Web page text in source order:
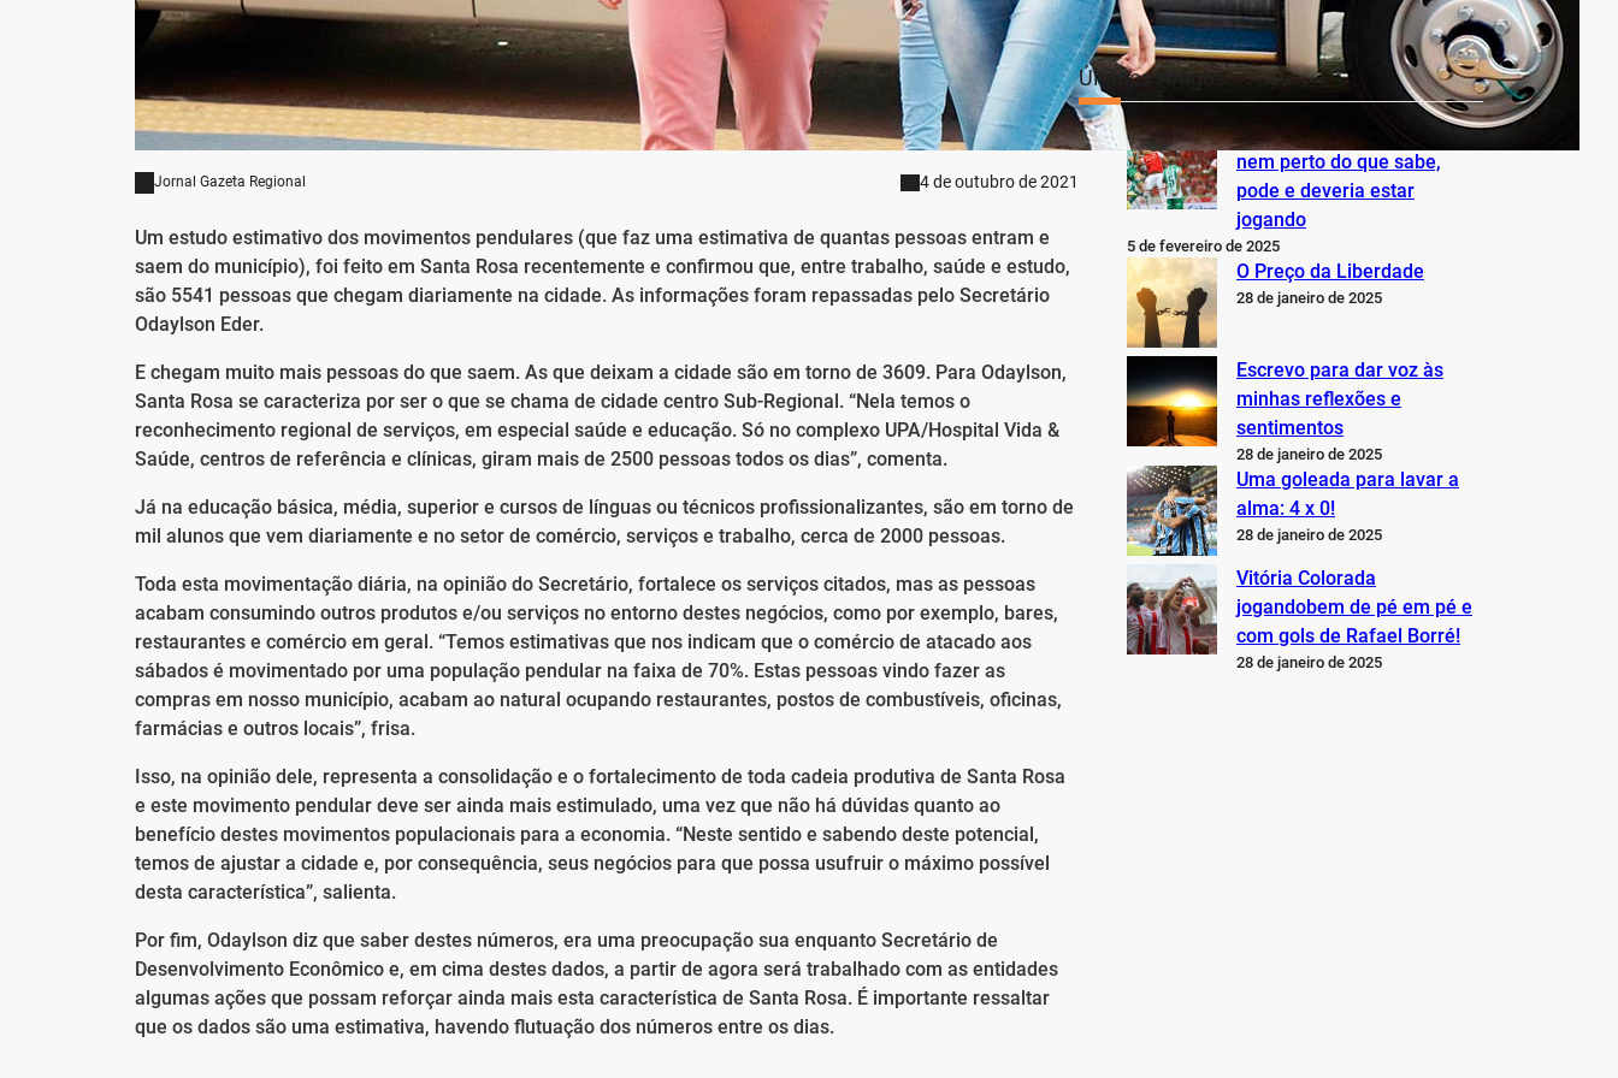
Jornal Gazeta Regional 4 de outubro de 2021
Um estudo estimativo dos movimentos pendulares (que faz uma estimativa de quantas pessoas entram e
saem do município), foi feito em Santa Rosa recentemente e confirmou que, entre trabalho, saúde e estudo,
são 5541 pessoas que chegam diariamente na cidade. As informações foram repassadas pelo Secretário
Odaylson Eder.
E chegam muito mais pessoas do que saem. As que deixam a cidade são em torno de 3609. Para Odaylson,
Santa Rosa se caracteriza por ser o que se chama de cidade centro Sub-Regional. “Nela temos o
reconhecimento regional de serviços, em especial saúde e educação. Só no complexo UPA/Hospital Vida &
Saúde, centros de referência e clínicas, giram mais de 2500 pessoas todos os dias”, comenta.
Já na educação básica, média, superior e cursos de línguas ou técnicos profissionalizantes, são em torno de
mil alunos que vem diariamente e no setor de comércio, serviços e trabalho, cerca de 2000 pessoas.
Toda esta movimentação diária, na opinião do Secretário, fortalece os serviços citados, mas as pessoas
acabam consumindo outros produtos e/ou serviços no entorno destes negócios, como por exemplo, bares,
restaurantes e comércio em geral. “Temos estimativas que nos indicam que o comércio de atacado aos
sábados é movimentado por uma população pendular na faixa de 70%. Estas pessoas vindo fazer as
compras em nosso município, acabam ao natural ocupando restaurantes, postos de combustíveis, oficinas,
farmácias e outros locais”, frisa.
Isso, na opinião dele, representa a consolidação e o fortalecimento de toda cadeia produtiva de Santa Rosa
e este movimento pendular deve ser ainda mais estimulado, uma vez que não há dúvidas quanto ao
benefício destes movimentos populacionais para a economia. “Neste sentido e sabendo deste potencial,
temos de ajustar a cidade e, por consequência, seus negócios para que possa usufruir o máximo possível
desta característica”, salienta.
Por fim, Odaylson diz que saber destes números, era uma preocupação sua enquanto Secretário de
Desenvolvimento Econômico e, em cima destes dados, a partir de agora será trabalhado com as entidades
algumas ações que possam reforçar ainda mais esta característica de Santa Rosa. É importante ressaltar
que os dados são uma estimativa, havendo flutuação dos números entre os dias.
Últimos Artigos
O Inter não está jogando
nem perto do que sabe,
pode e deveria estar
jogando
5 de fevereiro de 2025
O Preço da Liberdade
28 de janeiro de 2025
Escrevo para dar voz às
minhas reflexões e
sentimentos
28 de janeiro de 2025
Uma goleada para lavar a
alma: 4 x 0!
28 de janeiro de 2025
Vitória Colorada
jogandobem de pé em pé e
com gols de Rafael Borré!
28 de janeiro de 2025